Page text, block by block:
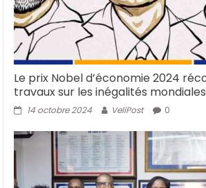
Le prix Nobel d’économie 2024
travaux sur les inégalités mondiales
14 octobre 2024 VeliPost 0